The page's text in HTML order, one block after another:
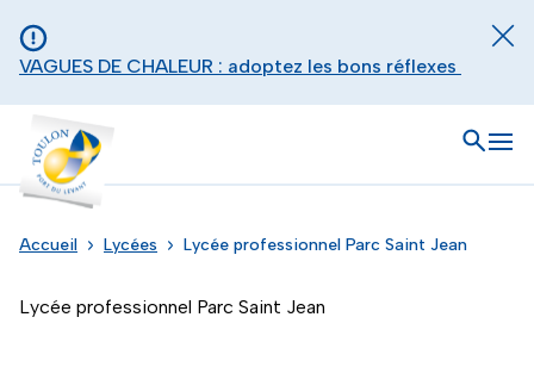
VAGUES DE CHALEUR : adoptez les bons réflexes
Toulon - Port du levant, retour à l'accueil
Ouvrir
Accueil Lycées Lycée professionnel Parc Saint Jean
Lycée professionnel Parc Saint Jean